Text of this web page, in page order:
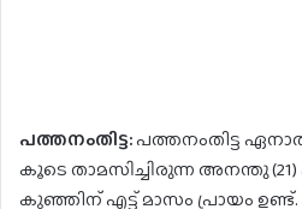
പത്തനംതിട്ട:പത്തനംതിട്ട
കൂടെ താമസിച്ചിരുന്ന അനന്തു
കുഞ്ഞിന് എട്ട് മാസം പ്രായം